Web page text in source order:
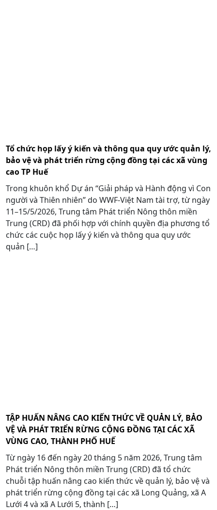
Tổ chức họp lấy ý kiến và thông qua quy ước quản lý,
bảo vệ và phát triển rừng cộng đồng tại các xã vùng
cao TP Huế
Trong khuôn khổ Dự án “Giải pháp và Hành động vì Con
người và Thiên nhiên” do WWF-Việt Nam tài trợ, từ ngày
11–15/5/2026, Trung tâm Phát triển Nông thôn miền
Trung (CRD) đã phối hợp với chính quyền địa phương tổ
chức các cuộc họp lấy ý kiến và thông qua quy ước
quản […]
TẬP HUẤN NÂNG CAO KIẾN THỨC VỀ QUẢN LÝ, BẢO
VỆ VÀ PHÁT TRIỂN RỪNG CỘNG ĐỒNG TẠI CÁC XÃ
VÙNG CAO, THÀNH PHỐ HUẾ
Từ ngày 16 đến ngày 20 tháng 5 năm 2026, Trung tâm
Phát triển Nông thôn miền Trung (CRD) đã tổ chức
chuỗi tập huấn nâng cao kiến thức về quản lý, bảo vệ và
phát triển rừng cộng đồng tại các xã Long Quảng, xã A
Lưới 4 và xã A Lưới 5, thành […]